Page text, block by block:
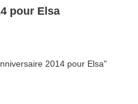
pour Elsa